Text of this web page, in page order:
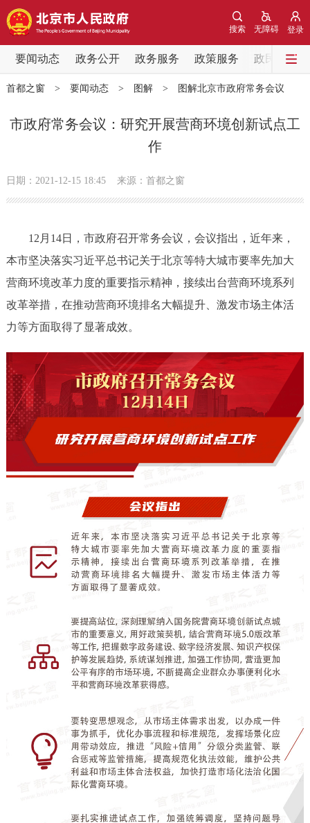
登录
无障碍
搜索
要闻动态 政务公开 政务服务 政策服务 政民互动
要闻动态
党中央精神 国务院信息 中央部委动态
北京要闻 会议信息 部门动态
各区热点
市领导 机构职能 政策服务
政策兑现 政策解读 回应关切
决策公开
政务服务
个人服务 法人服务
便民服务 利企服务 投资项目
中介服务
12345网上接诉即办 我要咨询 我要建议
参与调查 在线访谈
北京概况 十六区概览 人文北京
多语种
ENGLISH 한국어 日本語
DEUTSCH FRANÇAIS РУССКИЙ ЯЗЫК
首都之窗> 要闻动态> 图解> 图解北京市政府常务会议
市政府常务会议：研究开展营商环境创新试点工
作
日期：2021-12-15 18:45 来源：首都之窗
12月14日，市政府召开常务会议，会议指出，近年来，
本市坚决落实习近平总书记关于北京等特大城市要率先加大
营商环境改革力度的重要指示精神，接续出台营商环境系列
改革举措，在推动营商环境排名大幅提升、激发市场主体活
力等方面取得了显著成效。